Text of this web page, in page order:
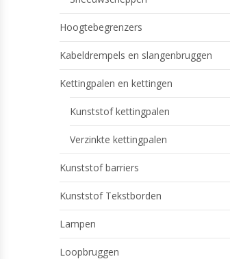
Hoogtebegrenzers
Kabeldrempels en slangenbruggen
Kettingpalen en kettingen
Kunststof kettingpalen
Verzinkte kettingpalen
Kunststof barriers
Kunststof Tekstborden
Lampen
Loopbruggen